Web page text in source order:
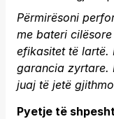
Përmirësoni
me bateri
efikasitet të lartë.
garancia zyrtare.
juaj të jetë
Pyetje të